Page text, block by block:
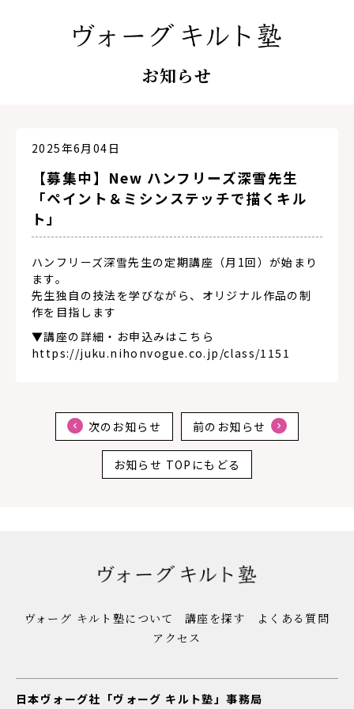
お知らせ
2025年6月04日
【募集中】New ハンフリーズ深雪先生
「ペイント＆ミシンステッチで描くキル
ト」
ハンフリーズ深雪先生の定期講座（月1回）が始まり
ます。
先生独自の技法を学びながら、オリジナル作品の制
作を目指します
▼講座の詳細・お申込みはこちら
https://juku.nihonvogue.co.jp/class/1151
次のお知らせ 前のお知らせ
お知らせ TOPにもどる
ヴォーグ キルト塾について 講座を探す
よくある質問
アクセス
日本ヴォーグ社「ヴォーグ キルト塾」事務局